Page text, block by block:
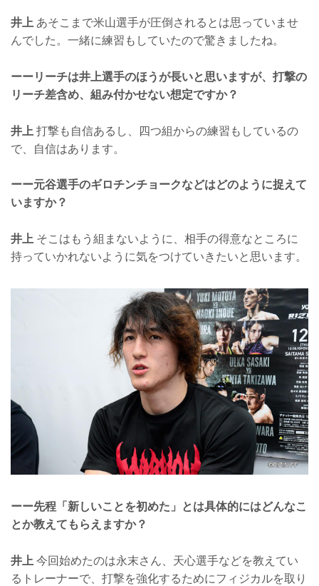
井上 あそこまで米山選手が圧倒されるとは思っていませ
んでした。一緒に練習もしていたので驚きましたね。
ーーリーチは井上選手のほうが長いと思いますが、打撃の
リーチ差含め、組み付かせない想定ですか？
井上 打撃も自信あるし、四つ組からの練習もしているの
で、自信はあります。
ーー元谷選手のギロチンチョークなどはどのように捉えて
いますか？
井上 そこはもう組まないように、相手の得意なところに
持っていかれないように気をつけていきたいと思います。
ーー先程「新しいことを初めた」とは具体的にはどんなこ
とか教えてもらえますか？
井上 今回始めたのは永末さん、天心選手などを教えてい
るトレーナーで、打撃を強化するためにフィジカルを取り